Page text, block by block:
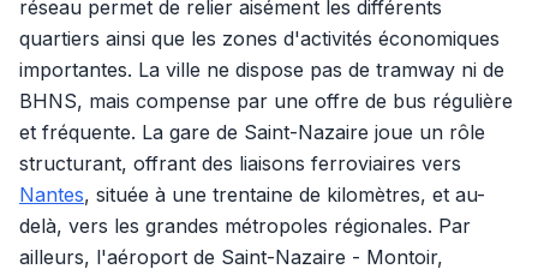
réseau permet de relier aisément les différents
quartiers ainsi que les zones d'activités économiques
importantes. La ville ne dispose pas de tramway ni de
BHNS, mais compense par une offre de bus régulière
et fréquente. La gare de Saint-Nazaire joue un rôle
structurant, offrant des liaisons ferroviaires vers
Nantes, située à une trentaine de kilomètres, et au-
delà, vers les grandes métropoles régionales. Par
ailleurs, l'aéroport de Saint-Nazaire - Montoir,